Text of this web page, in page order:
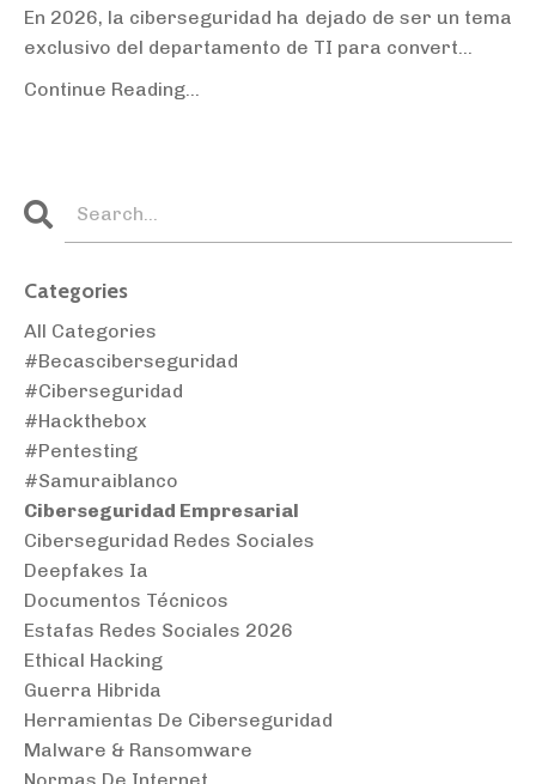
En 2026, la ciberseguridad ha dejado de ser un tema
exclusivo del departamento de TI para convert
Continue Reading...
Categories
All Categories
#becasciberseguridad
#ciberseguridad
#hackthebox
#pentesting
#samuraiblanco
Ciberseguridad Empresarial
Ciberseguridad Redes Sociales
Deepfakes Ia
Documentos Técnicos
Estafas Redes Sociales 2026
Ethical Hacking
Guerra Hibrida
Herramientas De Ciberseguridad
Malware & Ransomware
Normas De Internet